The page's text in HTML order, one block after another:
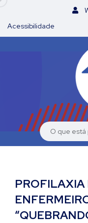
Acessibilidade